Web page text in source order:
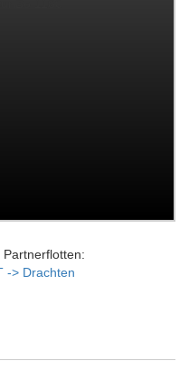
-> Drachten